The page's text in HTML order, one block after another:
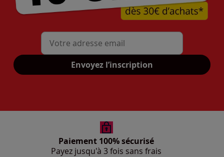
Mon adresse mail
Envoyez l’inscription
Paiement 100% sécurisé
Payez jusqu'à 3 fois sans frais